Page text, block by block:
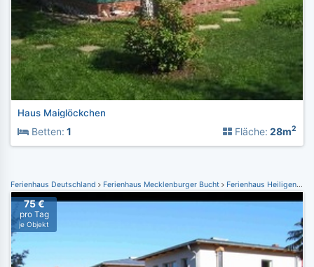
Haus Maiglöckchen
Betten: 1 Fläche: 28m2
Ferienhaus Deutschland Ferienhaus Mecklenburger Bucht Ferienhaus Heiligendamm
75 €
pro Tag
je Objekt